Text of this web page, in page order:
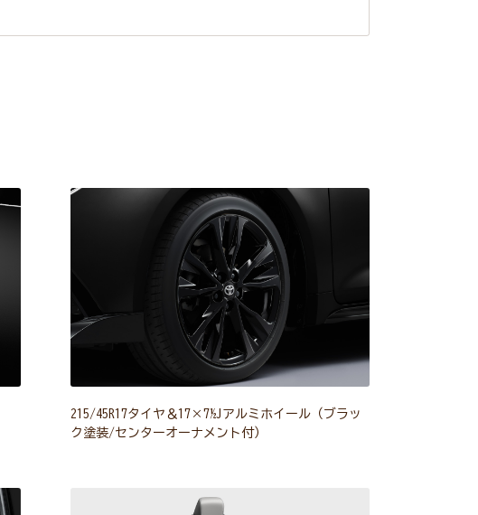
215/45R17タイヤ＆17×7½Jアルミホイール（ブラッ
ク塗装/センターオーナメント付）